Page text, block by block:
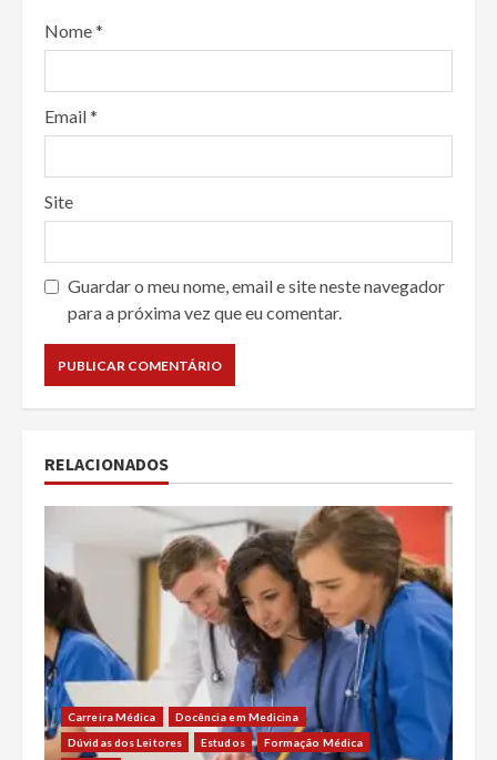
Nome*
Email*
Site
Guardar o meu nome, email e site neste navegador
para a próxima vez que eu comentar.
RELACIONADOS
Carreira Médica
Docência em Medicina
Dúvidas dos Leitores
Estudos
Formação Médica